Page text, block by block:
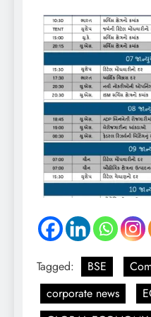
Tagged: BSE
corporate news